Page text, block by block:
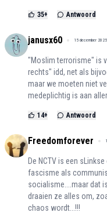
35+ Antwoord
janusx60 15 december
"Moslim terrorisme" is
rechts" idd, net als
maar we moeten niet
medeplichtig is aan
14+ Antwoord
Freedomforever
De NCTV is een
fascisme als
socialisme....maar dat
draaien ze alles om,
chaos wordt...!!!